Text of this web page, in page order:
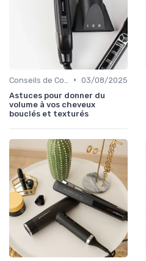
• 03/08/2025
Astuces pour donner du
volume à vos cheveux
bouclés et texturés